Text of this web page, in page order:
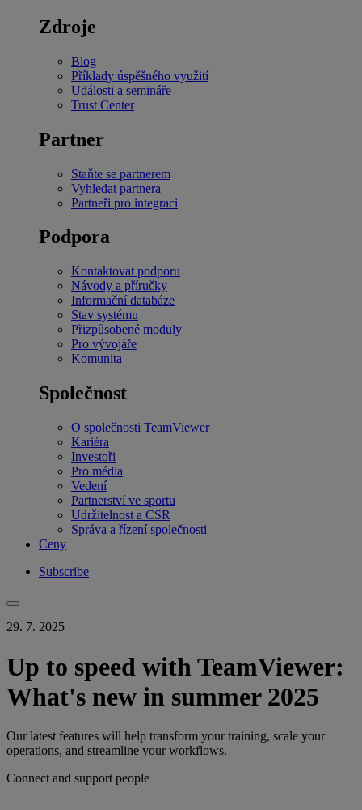
Zdroje
Blog
Příklady úspěšného využití
Události a semináře
Trust Center
Partner
Staňte se partnerem
Vyhledat partnera
Partneři pro integraci
Podpora
Kontaktovat podporu
Návody a příručky
Informační databáze
Stav systému
Přizpůsobené moduly
Pro vývojáře
Komunita
Společnost
O společnosti TeamViewer
Kariéra
Investoři
Pro média
Vedení
Partnerství ve sportu
Udržitelnost a CSR
Správa a řízení společnosti
Ceny
Subscribe
29. 7. 2025
Up to speed with TeamViewer:
What's new in summer 2025
Our latest features will help transform your training, scale your
operations, and streamline your workflows.
Connect and support people